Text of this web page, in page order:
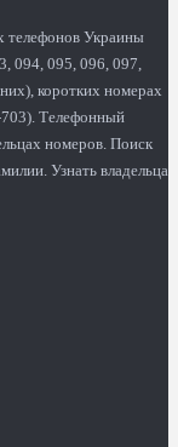
телефонов Украины
094, 095, 096, 097,
коротких номерах
703). Телефонный
номеров. Поиск
Узнать владельца